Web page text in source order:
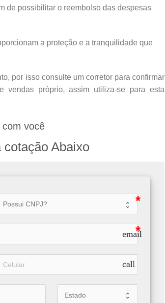
de possibilitar o reembolso das despesas
a proteção e a tranquilidade que
por isso consulte um corretor para confirmar
vendas próprio, assim utiliza-se para esta
você
cotação Abaixo
email
call